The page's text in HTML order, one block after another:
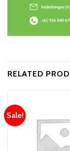
RELATED
Sale!